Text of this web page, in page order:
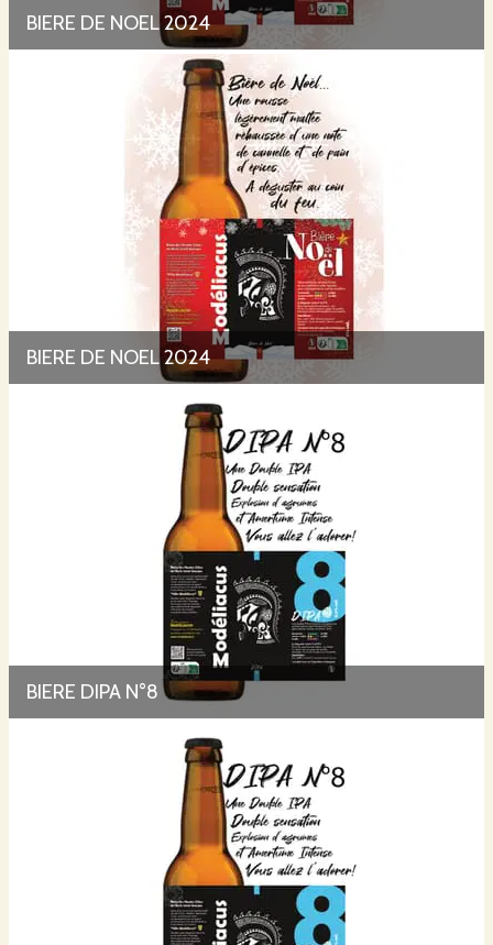
BIERE DE NOEL 2024
BIERE DE NOEL 2024
BIERE DIPA N°8